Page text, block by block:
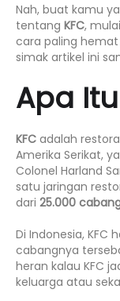
Nah, buat kamu
tentang KFC,
cara paling hemat
simak artikel ini
Apa
KFC adalah
Amerika Serikat,
Colonel Harland
satu jaringan
dari 25.000
Di Indonesia, KFC
cabangnya
heran kalau KFC
keluarga atau